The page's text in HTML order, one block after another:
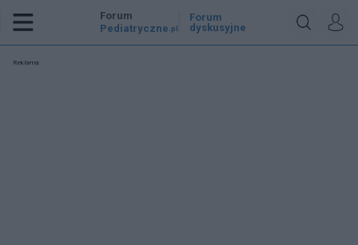
Forum
Pediatryczne .pl
Forum
dyskusyjne
Reklama: